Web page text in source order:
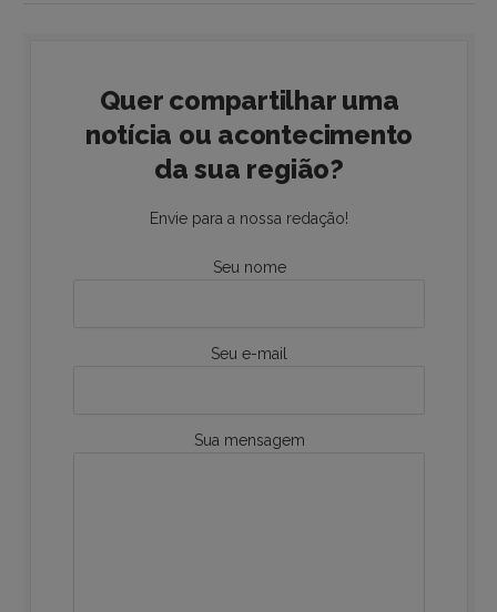
Quer compartilhar uma
notícia ou acontecimento
da sua região?
Envie para a nossa redação!
Seu nome
Seu e-mail
Sua mensagem